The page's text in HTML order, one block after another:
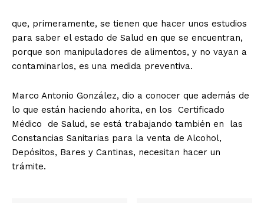
que, primeramente, se tienen que hacer unos estudios
para saber el estado de Salud en que se encuentran,
porque son manipuladores de alimentos, y no vayan a
contaminarlos, es una medida preventiva.
Marco Antonio González, dio a conocer que además de
lo que están haciendo ahorita, en los Certificado
Médico de Salud, se está trabajando también en las
Constancias Sanitarias para la venta de Alcohol,
Depósitos, Bares y Cantinas, necesitan hacer un
trámite.